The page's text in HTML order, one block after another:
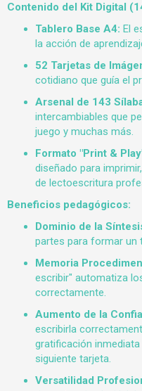
Contenido del Kit Digital
Tablero Base A4: El
la acción de
52 Tarjetas de
cotidiano que guía el
Arsenal de 143
intercambiables que
juego y muchas más.
Formato "Print &
diseñado para
de lectoescritura
Beneficios pedagógicos:
Dominio de la
partes para formar un
Memoria
escribir" automatiza
correctamente.
Aumento de la
escribirla
gratificación
siguiente tarjeta.
Versatilidad